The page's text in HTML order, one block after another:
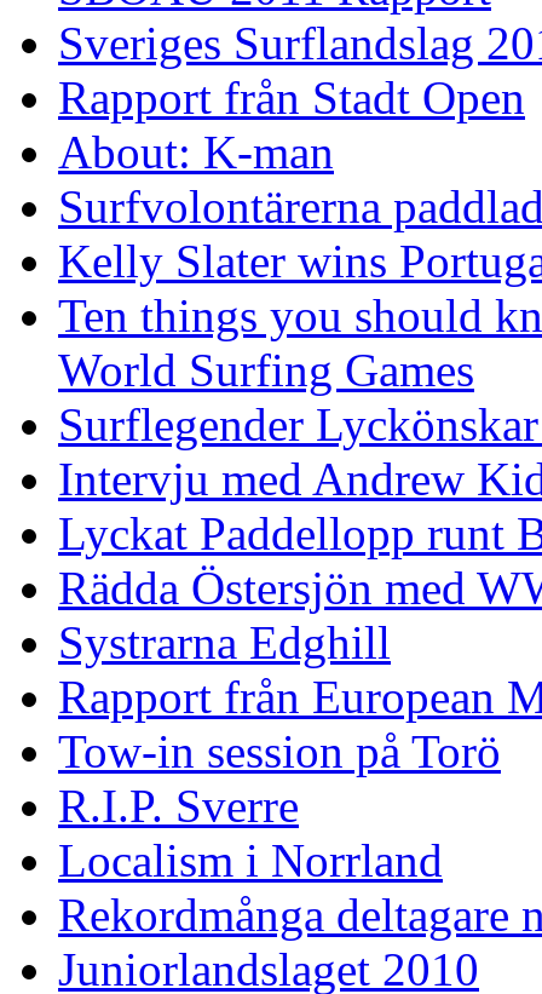
Sveriges Surflandslag
Rapport från Stadt Open
About: K-man
Surfvolontärerna
Kelly Slater wins
Ten things you should
World Surfing Games
Surflegender
Intervju med Andrew
Lyckat Paddellopp runt
Rädda Östersjön med
Systrarna Edghill
Rapport från European
Tow-in session på Torö
R.I.P. Sverre
Localism i Norrland
Rekordmånga deltagare
Juniorlandslaget 2010